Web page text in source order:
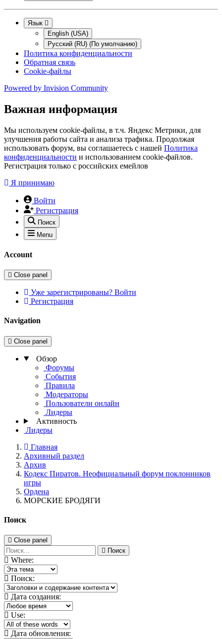
Язык
English (USA)
Русский (RU) (По умолчанию)
Политика конфиденциальности
Обратная связь
Cookie-файлы
Powered by Invision Community
Важная информация
Мы используем cookie-файлы, в т.ч. Яндекс Метрики, для
улучшения работы сайта и анализа трафика. Продолжая
использовать форум, вы соглашаетесь с нашей Политика
конфиденциальности и использованием cookie-файлов.
Регистрация только с российских емейлов
Я принимаю
Войти
Регистрация
Поиск
Menu
Account
Close panel
Уже зарегистрированы? Войти
Регистрация
Navigation
Close panel
Обзор
Форумы
События
Правила
Модераторы
Пользователи онлайн
Лидеры
Активность
Лидеры
Главная
Архивный раздел
Архив
Кодекс Пиратов. Неофициальный форум поклонников
игры
Ордена
МОРСКИЕ БРОДЯГИ
Поиск
Close panel
Поиск
Where:
Поиск:
Дата создания:
Use:
Дата обновления: